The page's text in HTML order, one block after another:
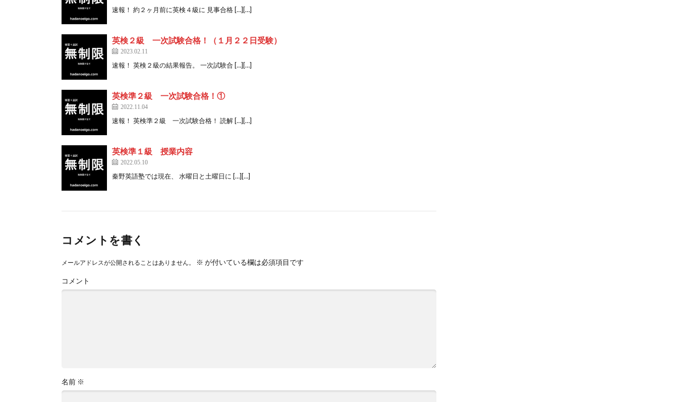
速報！ 約２ヶ月前に英検４級に 見事合格 […][…]
英検２級 一次試験合格！（１月２２日受験）
2023.02.11
速報！ 英検２級の結果報告。 一次試験合 […][…]
英検準２級 一次試験合格！①
2022.11.04
速報！ 英検準２級 一次試験合格！ 読解 […][…]
英検準１級 授業内容
2022.05.10
秦野英語塾では現在、 水曜日と土曜日に […][…]
コメントを書く
メールアドレスが公開されることはありません。 ※ が付いている欄は必須項目です
コメント
名前 ※